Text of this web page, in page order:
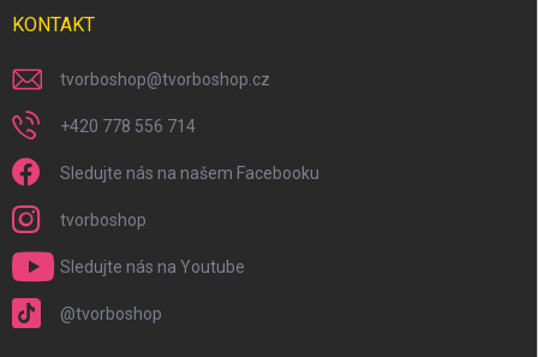
KONTAKT
tvorboshop@tvorboshop.cz
+420 778 556 714
Sledujte nás na našem Facebooku
tvorboshop
Sledujte nás na Youtube
@tvorboshop